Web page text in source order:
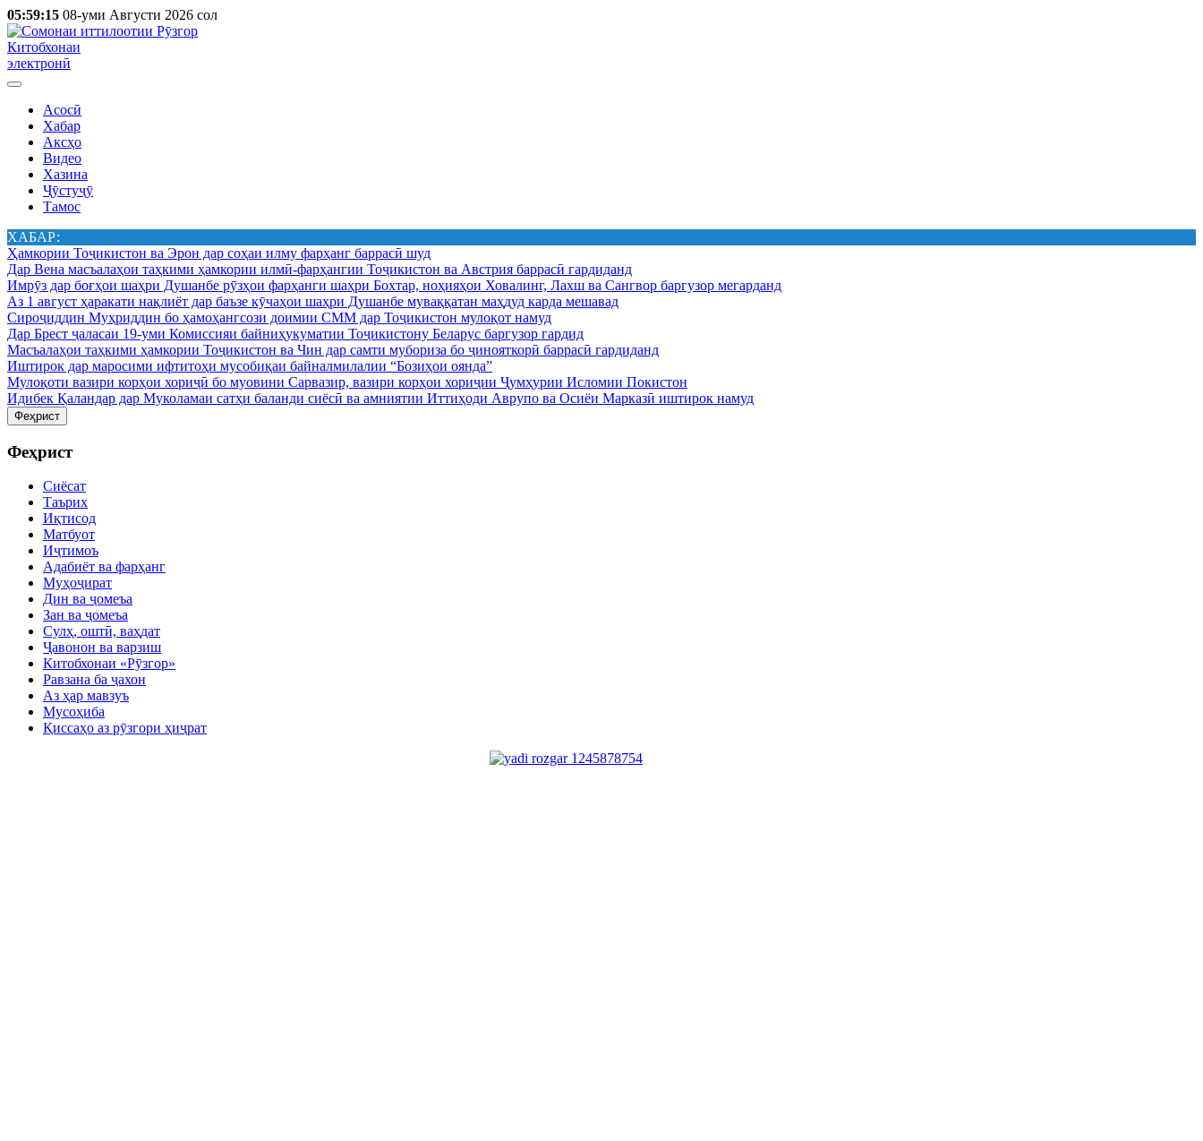
05:59:15 08-уми Августи 2026 сол
Китобхонаи
электронӣ
Асосӣ
Хабар
Аксҳо
Видео
Хазина
Ҷӯстуҷӯ
Тамос
ХАБАР:
Ҳамкории Тоҷикистон ва Эрон дар соҳаи илму фарҳанг баррасӣ шуд
Дар Вена масъалаҳои таҳкими ҳамкории илмӣ-фарҳангии Тоҷикистон ва Австрия баррасӣ гардиданд
Имрӯз дар боғҳои шаҳри Душанбе рӯзҳои фарҳанги шаҳри Бохтар, ноҳияҳои Ховалинг, Лахш ва Сангвор баргузор мегарданд
Аз 1 август ҳаракати нақлиёт дар баъзе кӯчаҳои шаҳри Душанбе муваққатан маҳдуд карда мешавад
Сироҷиддин Муҳриддин бо ҳамоҳангсози доимии СММ дар Тоҷикистон мулоқот намуд
Дар Брест ҷаласаи 19-уми Комиссияи байниҳукуматии Тоҷикистону Беларус баргузор гардид
Масъалаҳои таҳкими ҳамкории Тоҷикистон ва Чин дар самти мубориза бо ҷинояткорӣ баррасӣ гардиданд
Иштирок дар маросими ифтитоҳи мусобиқаи байналмилалии “Бозиҳои оянда”
Мулоқоти вазири корҳои хориҷӣ бо муовини Сарвазир, вазири корҳои хориҷии Ҷумҳурии Исломии Покистон
Идибек Қаландар дар Муколамаи сатҳи баланди сиёсӣ ва амниятии Иттиҳоди Аврупо ва Осиёи Марказӣ иштирок намуд
Феҳрист
Феҳрист
Сиёсат
Таърих
Иқтисод
Матбуот
Иҷтимоъ
Адабиёт ва фарҳанг
Муҳоҷират
Дин ва ҷомеъа
Зан ва ҷомеъа
Сулҳ, оштӣ, ваҳдат
Ҷавонон ва варзиш
Китобхонаи «Рӯзгор»
Равзана ба ҷахон
Аз ҳар мавзуъ
Мусоҳиба
Қиссаҳо аз рӯзгори ҳиҷрат